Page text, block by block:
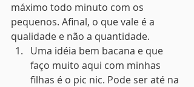
máximo todo minuto com os
pequenos. Afinal, o que vale é a
qualidade e não a quantidade.
Uma idéia bem bacana e que
faço muito aqui com minhas
filhas é o pic nic. Pode ser até na